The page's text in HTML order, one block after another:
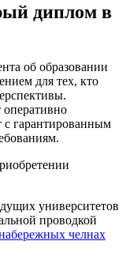
диплом в
об образовании
для тех, кто
с гарантированным
университетов
проводкой
челнах